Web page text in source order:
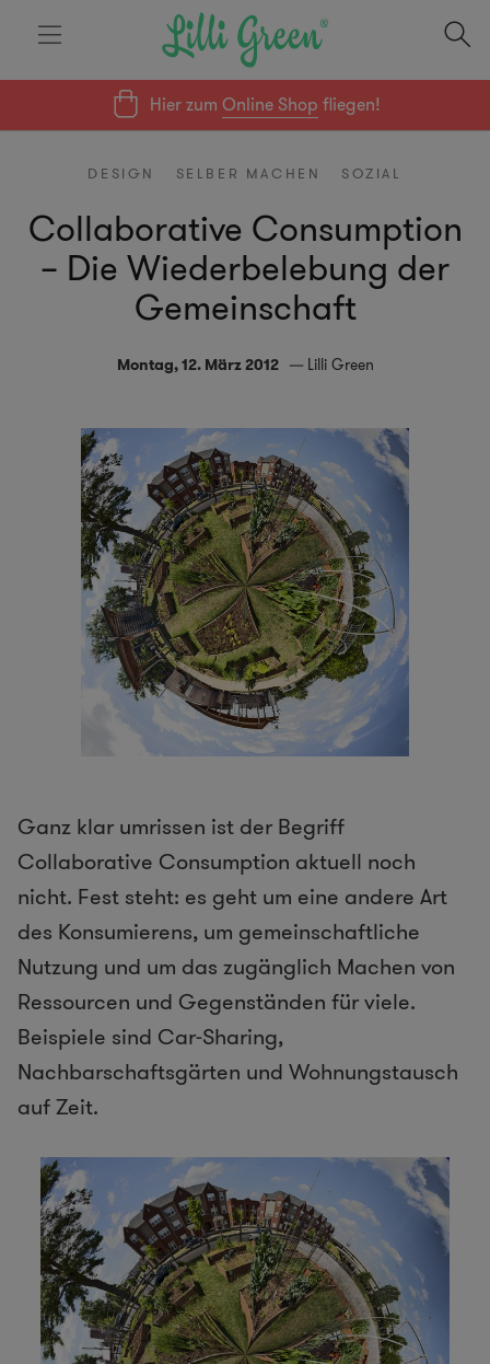
Hier zumOnline Shop fliegen!
DESIGN SELBER MACHEN SOZIAL
Collaborative Consumption
– Die Wiederbelebung der
Gemeinschaft
Montag, 12. März 2012 Lilli Green
Ganz klar umrissen ist der Begriff
Collaborative Consumption aktuell noch
nicht. Fest steht: es geht um eine andere Art
des Konsumierens, um gemeinschaftliche
Nutzung und um das zugänglich Machen von
Ressourcen und Gegenständen für viele.
Beispiele sind Car-Sharing,
Nachbarschaftsgärten und Wohnungstausch
auf Zeit.